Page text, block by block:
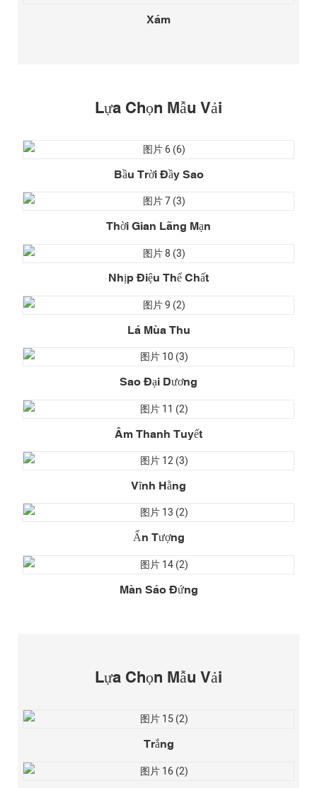
Xám
Lựa Chọn Mẫu Vải
Bầu Trời Đầy Sao
Thời Gian Lãng Mạn
Nhịp Điệu Thể Chất
Lá Mùa Thu
Sao Đại Dương
Âm Thanh Tuyết
Vĩnh Hằng
Ấn Tượng
Màn Sáo Đứng
Lựa Chọn Mẫu Vải
Trắng